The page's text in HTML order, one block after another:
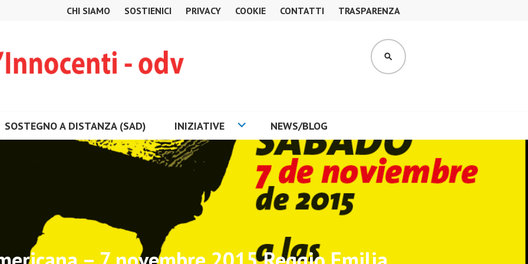
CHI SIAMO SOSTIENICI PRIVACY COOKIE CONTATTI TRASPARENZA
CERCA
SOSTEGNO A DISTANZA (SAD) INIZIATIVE NEWS/BLOG